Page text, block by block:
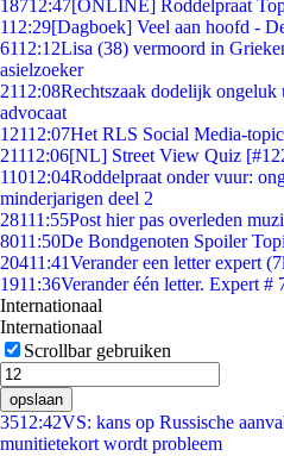
18712:47[ONLINE] Roddelpraat
112:29[Dagboek] Veel aan hoofd -
6112:12Lisa (38) vermoord in
asielzoeker
2112:08Rechtszaak dodelijk ongeluk
advocaat
12112:07Het RLS Social Media-
21112:06[NL] Street View Quiz
11012:04Roddelpraat onder vuur:
minderjarigen deel 2
28111:55Post hier pas overleden
8011:50De Bondgenoten Spoiler
20411:41Verander een letter expert
1911:36Verander één letter. Expert #
Internationaal
Internationaal
Scrollbar gebruiken
opslaan
3512:42VS: kans op Russische
munitietekort wordt probleem